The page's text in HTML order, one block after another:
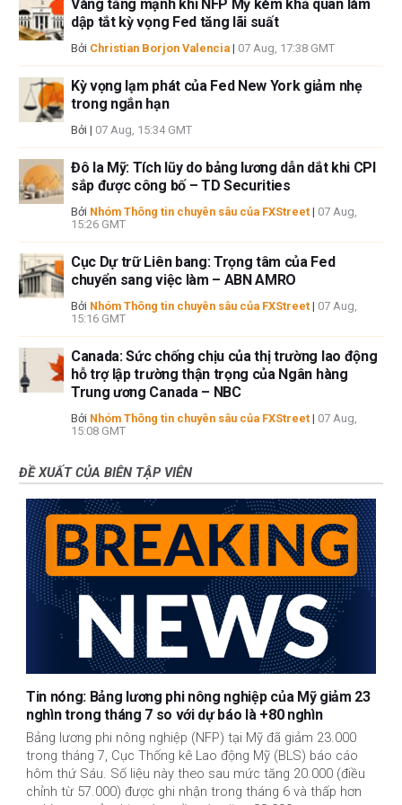
Vàng tăng mạnh khi NFP Mỹ kém khả quan làm
dập tắt kỳ vọng Fed tăng lãi suất
Bởi Christian Borjon Valencia | 07 Aug, 17:38 GMT
Kỳ vọng lạm phát của Fed New York giảm nhẹ
trong ngắn hạn
Bởi | 07 Aug, 15:34 GMT
Đô la Mỹ: Tích lũy do bảng lương dẫn dắt khi CPI
sắp được công bố – TD Securities
Bởi Nhóm Thông tin chuyên sâu của FXStreet | 07 Aug,
15:26 GMT
Cục Dự trữ Liên bang: Trọng tâm của Fed
chuyển sang việc làm – ABN AMRO
Bởi Nhóm Thông tin chuyên sâu của FXStreet | 07 Aug,
15:16 GMT
Canada: Sức chống chịu của thị trường lao động
hỗ trợ lập trường thận trọng của Ngân hàng
Trung ương Canada – NBC
Bởi Nhóm Thông tin chuyên sâu của FXStreet | 07 Aug,
15:08 GMT
ĐỀ XUẤT CỦA BIÊN TẬP VIÊN
Tin nóng: Bảng lương phi nông nghiệp của Mỹ giảm 23
nghìn trong tháng 7 so với dự báo là +80 nghìn
Bảng lương phi nông nghiệp (NFP) tại Mỹ đã giảm 23.000
trong tháng 7, Cục Thống kê Lao động Mỹ (BLS) báo cáo
hôm thứ Sáu. Số liệu này theo sau mức tăng 20.000 (điều
chỉnh từ 57.000) được ghi nhận trong tháng 6 và thấp hơn